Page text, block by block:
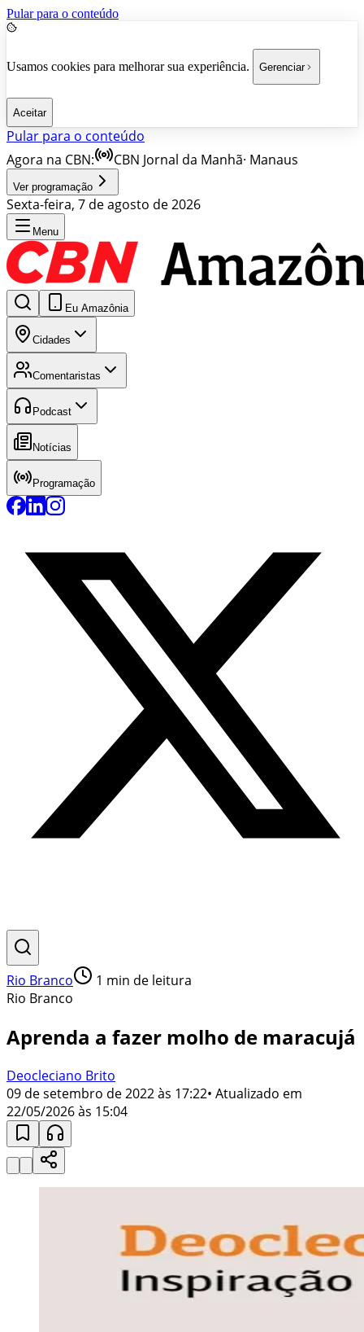
Pular para o conteúdo
Usamos cookies para melhorar sua experiência. Gerenciar
Aceitar
Pular para o conteúdo
Agora na CBN:
CBN Jornal da Manhã· Manaus
Ver programação
Sexta-feira, 7 de agosto de 2026
Menu
Eu Amazônia
Cidades
Comentaristas
Podcast
Notícias
Programação
Rio Branco 1 min de leitura
Rio Branco
Aprenda a fazer molho de maracujá
Deocleciano Brito
09 de setembro de 2022 às 17:22• Atualizado em
22/05/2026 às 15:04